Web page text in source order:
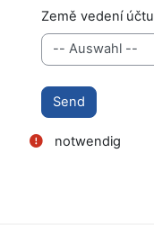
Země vedení účtu
notwendig